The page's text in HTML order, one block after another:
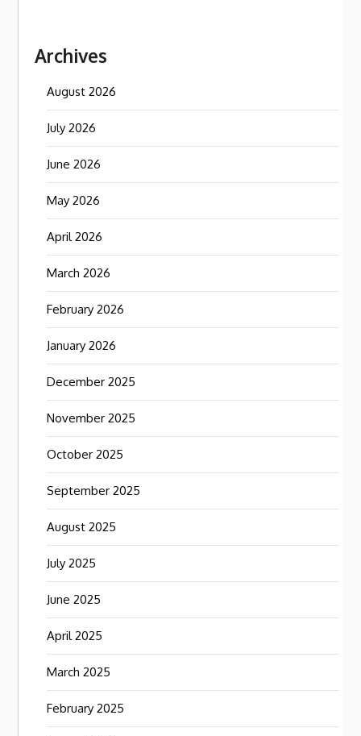
Archives
August 2026
July 2026
June 2026
May 2026
April 2026
March 2026
February 2026
January 2026
December 2025
November 2025
October 2025
September 2025
August 2025
July 2025
June 2025
April 2025
March 2025
February 2025